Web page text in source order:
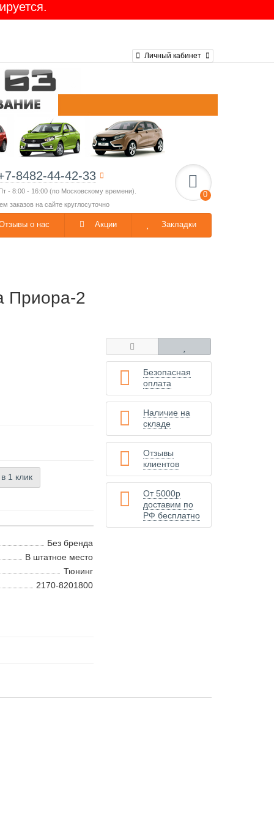
Личный кабинет
8482-44-42-33
- 8:00 - 16:00 (по Московскому времени).
заказов на сайте круглосуточно
0
о нас Акции Закладки
Приора-2
1 клик
Без бренда
В штатное место
Тюнинг
2170-8201800
Безопасная
оплата
Наличие на
складе
Отзывы
клиентов
От 5000р
доставим по
РФ бесплатно